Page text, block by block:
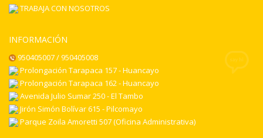
TRABAJA CON NOSOTROS
INFORMACIÓN
950405007 / 950405008
Prolongación Tarapaca 157 - Huancayo
Prolongación Tarapaca 162 - Huancayo
Avenida Julio Sumar 250 - El Tambo
Jirón Simón Bolívar 615 - Pilcomayo
Parque Zoila Amoretti 507 (Oficina Administrativa)